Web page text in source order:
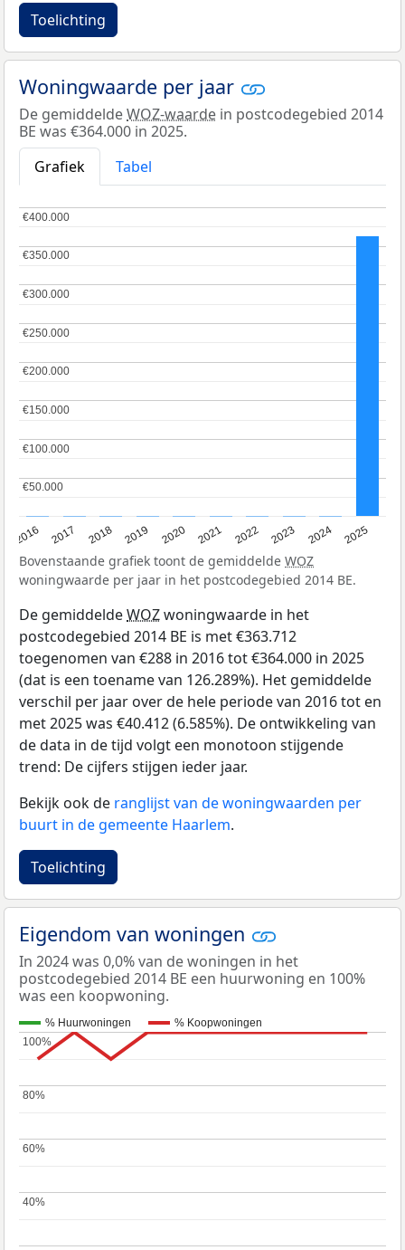
Toelichting
Woningwaarde per jaar
De gemiddeldeWOZ-waarde in postcodegebied 2014
BE was €364.000 in 2025.
Grafiek
Tabel
2016 2017 2018 2019 2020 2021 2022 2023 2024 2025
€50.000
€50.000
€100.000
€100.000
€150.000
€150.000
€200.000
€200.000
€250.000
€250.000
€300.000
€300.000
€350.000
€350.000
€400.000
€400.000
Bovenstaande grafiek toont de gemiddelde WOZ
woningwaarde per jaar in het postcodegebied 2014 BE.
De gemiddeldeWOZwoningwaarde in het
postcodegebied 2014 BE is met €363.712
toegenomen van €288 in 2016 tot €364.000 in 2025
(dat is een toename van 126.289%). Het gemiddelde
verschil per jaar over de hele periode van 2016 tot en
met 2025 was €40.412 (6.585%). De ontwikkeling van
de data in de tijd volgt een monotoon stijgende
trend: De cijfers stijgen ieder jaar.
Bekijk ook de ranglijst van de woningwaarden per
buurt in de gemeente Haarlem.
Toelichting
Eigendom van woningen
In 2024 was 0,0% van de woningen in het
postcodegebied 2014 BE een huurwoning en 100%
was een koopwoning.
% Huurwoningen % Koopwoningen
40%
40%
60%
60%
80%
80%
100%
100%